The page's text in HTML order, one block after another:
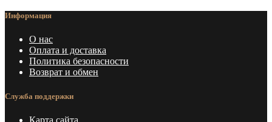
Информация
О нас
Оплата и доставка
Политика безопасности
Возврат и обмен
Служба поддержки
Карта сайта